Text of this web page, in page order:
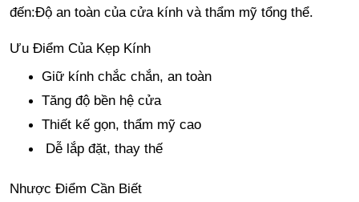
đến:Độ an toàn của cửa kính và thẩm mỹ tổng thể.
Ưu Điểm Của Kẹp Kính
Giữ kính chắc chắn, an toàn
Tăng độ bền hệ cửa
Thiết kế gọn, thẩm mỹ cao
Dễ lắp đặt, thay thế
Nhược Điểm Cần Biết